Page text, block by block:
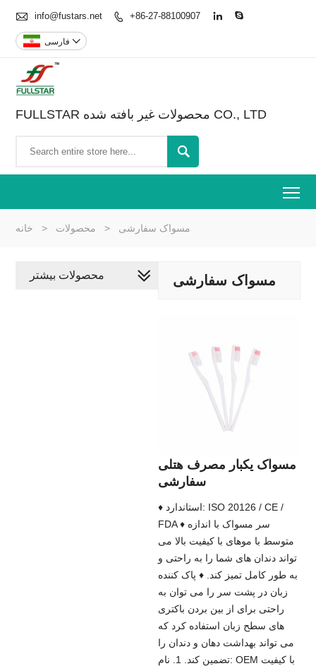
 info@fustars.net  +86-27-88100907  
فارسی 
FULLSTAR محصولات غیر بافته شده CO., LTD

خانه > محصولات > مسواک سفارشی
مسواک سفارشی
مسواک یکبار مصرف هتلی
سفارشی
♦ استاندارد: ISO 20126 / CE /
FDA ♦ سر مسواک با اندازه
متوسط ​​با موهای با کیفیت بالا می
تواند دندان های شما را به راحتی و
به طور کامل تمیز کند. ♦ پاک کننده
زبان در پشت سر را می توان به
راحتی برای از بین بردن باکتری
های سطح زبان استفاده کرد که
می تواند بهداشت دهان و دندان را
تضمین کند. 1. نام: OEM با کیفیت
محصولات بیشتر